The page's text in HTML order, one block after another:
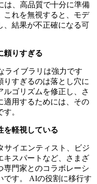
は、高品質で十分に準備
これを無視すると、モデ
、結果が不正確になる可
頼りすぎる
ライブラリは強力です
りすぎるのは落とし穴に
ルゴリズムを修正し、さ
適用するためには、その
。
を軽視している
サイエンティスト、ビジ
キスパートなど、さまざ
専門家とのコラボレーシ
す。
AIの役割に移行す